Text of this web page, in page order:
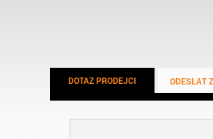
DOTAZ PRODEJCI ODESLAT